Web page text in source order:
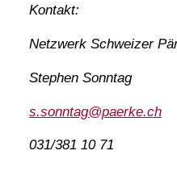
Kontakt:
Netzwerk Schweizer
Stephen Sonntag
s.sonntag@paerke.ch
031/381 10 71